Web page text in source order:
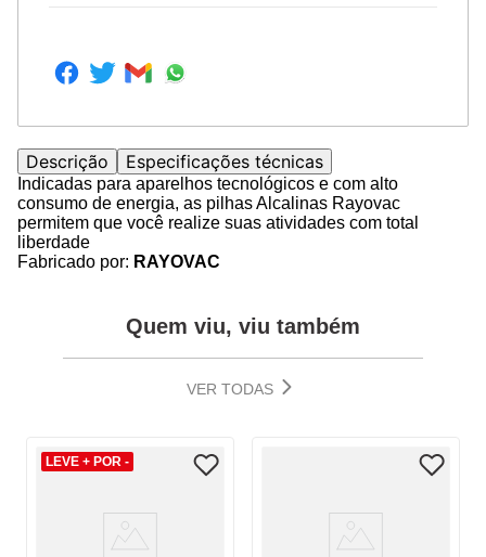
Descrição Especificações técnicas
Indicadas para aparelhos tecnológicos e com alto
consumo de energia, as pilhas Alcalinas Rayovac
permitem que você realize suas atividades com total
liberdade
Fabricado por: RAYOVAC
Quem viu, viu também
VER TODAS
LEVE + POR -